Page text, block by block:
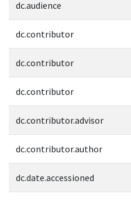
dc.audience
dc.contributor
dc.contributor
dc.contributor
dc.contributor.advisor
dc.contributor.author
dc.date.accessioned